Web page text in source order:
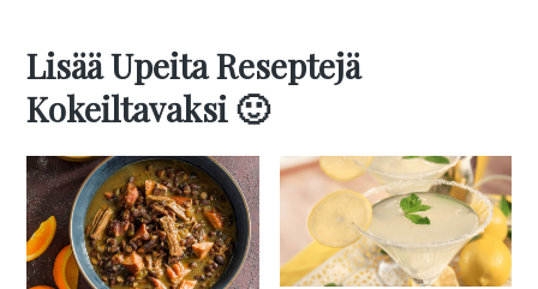
Lisää Upeita Reseptejä
Kokeiltavaksi 🙂